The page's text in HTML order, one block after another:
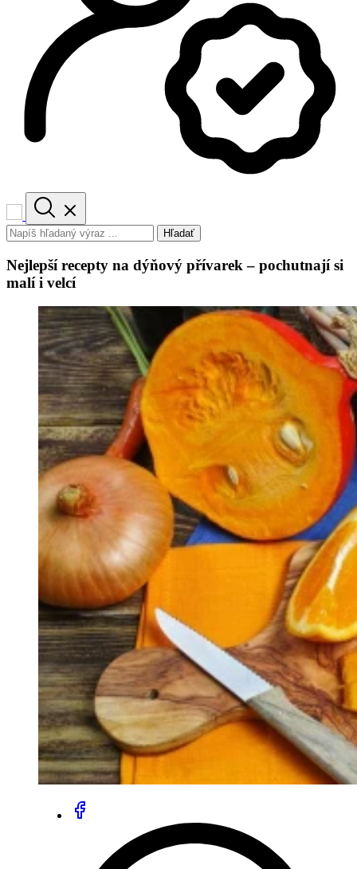
Hľadať
Nejlepší recepty na dýňový přívarek – pochutnají si
malí i velcí